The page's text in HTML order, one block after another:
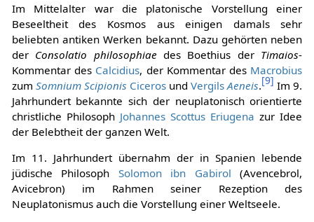
Im Mittelalter war die platonische Vorstellung einer
Beseeltheit des Kosmos aus einigen damals sehr
beliebten antiken Werken bekannt. Dazu gehörten neben
der Consolatio philosophiae des Boethius der Timaios-
Kommentar des Calcidius, der Kommentar des Macrobius
zum Somnium Scipionis CicerosundVergils Aeneis.[9] Im 9.
Jahrhundert bekannte sich der neuplatonisch orientierte
christliche Philosoph Johannes Scottus Eriugena zur Idee
der Belebtheit der ganzen Welt.
Im 11. Jahrhundert übernahm der in Spanien lebende
jüdische Philosoph Solomon ibn Gabirol (Avencebrol,
Avicebron) im Rahmen seiner Rezeption des
Neuplatonismus auch die Vorstellung einer Weltseele.